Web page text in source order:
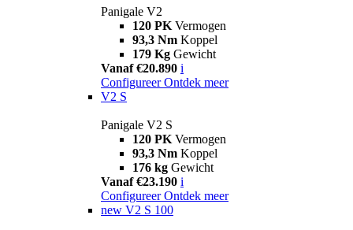
Panigale V2
120 PK Vermogen
93,3 Nm Koppel
179 Kg Gewicht
Vanaf €20.890 i
Configureer Ontdek meer
V2 S
Panigale V2 S
120 PK Vermogen
93,3 Nm Koppel
176 kg Gewicht
Vanaf €23.190 i
Configureer Ontdek meer
new V2 S 100